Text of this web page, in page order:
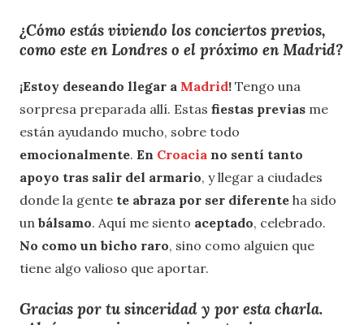
¿Cómo estás viviendo los conciertos previos,
como este en Londres o el próximo en Madrid?
¡Estoy deseando llegar a Madrid! Tengo una
sorpresa preparada allí. Estas fiestas previas me
están ayudando mucho, sobre todo
emocionalmente. En Croacia no sentí tanto
apoyo tras salir del armario, y llegar a ciudades
donde la gente te abraza por ser diferente ha sido
un bálsamo. Aquí me siento aceptado, celebrado.
No como un bicho raro, sino como alguien que
tiene algo valioso que aportar.
Gracias por tu sinceridad y por esta charla.